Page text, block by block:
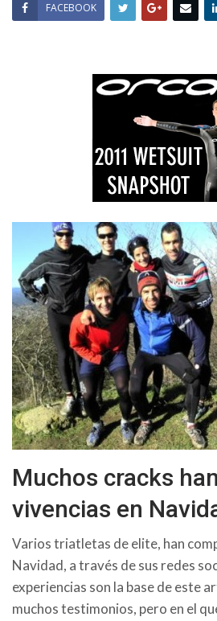
FACEBOOK
Muchos cracks
vivencias en
Varios triatletas de elite, han
Navidad, a través de sus redes
experiencias son la base de este
muchos testimonios, pero en el